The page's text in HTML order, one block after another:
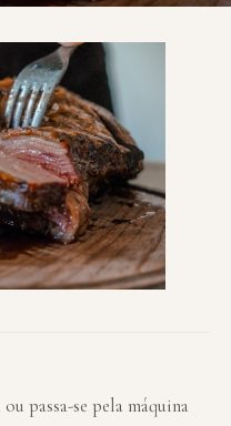
passa-se pela máquina